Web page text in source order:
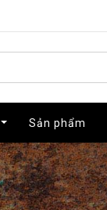
Sản phẩm
Sản phẩm